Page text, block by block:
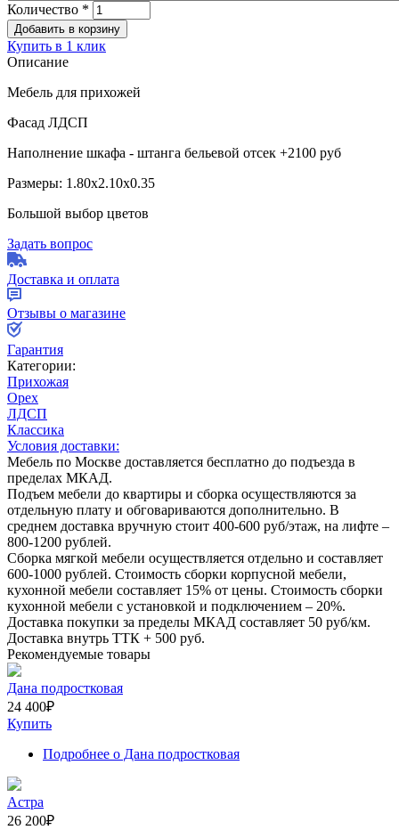
Количество *
Купить в 1 клик
Описание
Мебель для прихожей
Фасад ЛДСП
Наполнение шкафа - штанга бельевой отсек +2100 руб
Размеры: 1.80х2.10х0.35
Большой выбор цветов
Задать вопрос
Доставка и оплата
Отзывы о магазине
Гарантия
Категории:
Прихожая
Орех
ЛДСП
Классика
Условия доставки:
Мебель по Москве доставляется бесплатно до подъезда в
пределах МКАД.
Подъем мебели до квартиры и сборка осуществляются за
отдельную плату и обговариваются дополнительно. В
среднем доставка вручную стоит 400-600 руб/этаж, на лифте –
800-1200 рублей.
Сборка мягкой мебели осуществляется отдельно и составляет
600-1000 рублей. Стоимость сборки корпусной мебели,
кухонной мебели составляет 15% от цены. Стоимость сборки
кухонной мебели с установкой и подключением – 20%.
Доставка покупки за пределы МКАД составляет 50 руб/км.
Доставка внутрь ТТК + 500 руб.
Рекомендуемые товары
Дана подростковая
24 400₽
Купить
Подробнее о Дана подростковая
Астра
26 200₽